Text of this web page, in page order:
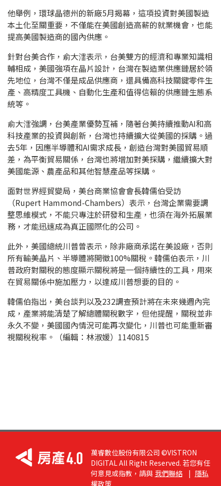
他舉例，環球晶德州的新廠5月揭幕，這項投資對美國製造
本土化至關重要，不僅能在美國創造高薪的就業機會，也能
提高美國製造商的國內供應。
針對台美合作，俞大㵢表示，台美雙方的經濟和專業知識相
輔相成，美國強項在晶片設計，台灣在製造業供應鏈居於領
先地位，台灣不僅是成品供應商，還具備高科技關鍵零件生
產、高精度工具機、自動化生產和值得信賴的供應鏈生態系
統等。
俞大㵢強調，台美產業優勢互補，隨著台美持續推動AI和高
科技產業的投資與創新，台灣也持續擴大從美國的採購。過
去5年，因應半導體和AI需求成長，創造台灣對美國貿易順
差，為平衡貿易關係，台灣也將增加對美採購，繼續擴大對
美國能源、農產品和其他智慧產品等採購。
面對世界經貿變局，美台商業協會會長韓儒伯受訪
（Rupert Hammond-Chambers）表示，台灣企業需要調
整思維模式，不能只專注於研發和生產，也須在海外拓展業
務，才能迅速成為真正國際化的公司。
此外，美國總統川普曾表示，除非廠商承諾在美設廠，否則
所有輸美晶片、半導體將開徵100%關稅。韓儒伯表示，川
普政府對關稅的態度顯示關稅將是一個持續性的工具，用來
在貿易關係中施加壓力，以達成川普想要的目的。
韓儒伯指出，美台談判以及232調查預計將在未來幾週內完
成，產業將能清楚了解總體關稅數字，但他提醒，關稅並非
永久不變，美國國內情況可能再次變化，川普也可能重新審
視關稅稅率。（編輯：林淑媛）1140815
萬睿數位股份有限公司 ©VISTRON
DIGITAL All Right Reserved. 若您有任
何意見或指教，請與 我們聯絡 | 隱私
權政策